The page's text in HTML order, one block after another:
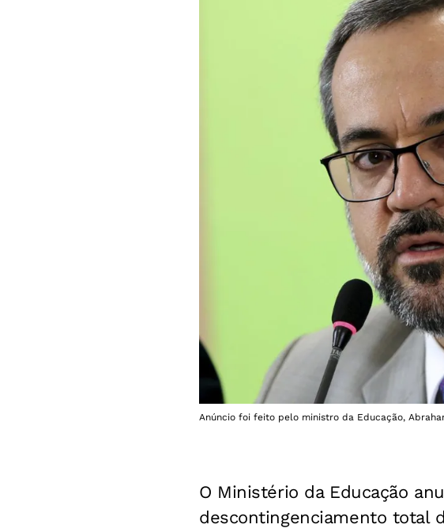
Anúncio foi feito pelo ministro da Educação,
O Ministério da Educação
descontingenciamento total